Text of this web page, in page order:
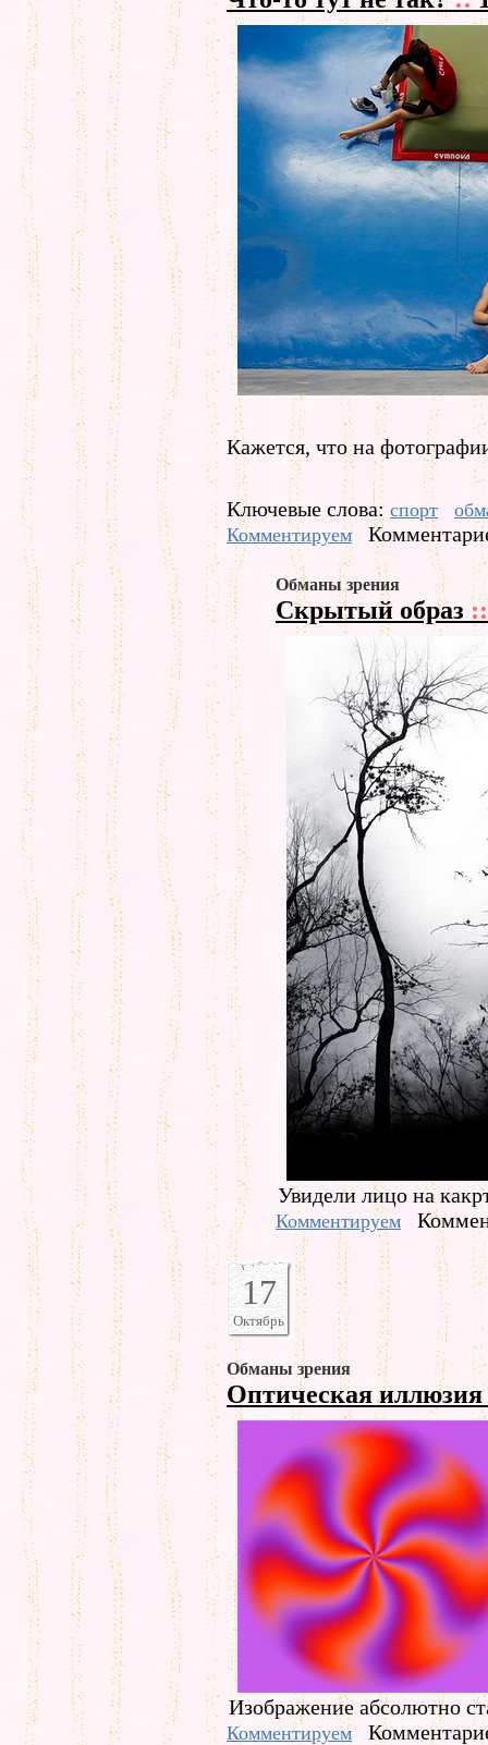
Кажется, что на
Ключевые слова: спорт
Комментируем
Обманы зрения
Скрытый образ ::
Увидели лицо на
Комментируем
17
Октябрь
Обманы зрения
Оптическая иллюзия
Изображение абсолютно
Комментируем